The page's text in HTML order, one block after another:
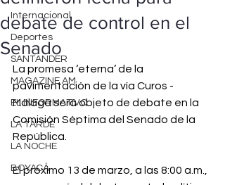
Internacional
Deportes
SANTANDER
MAGAZINE AM
EL INFORMATIVO
LA TARDE
LA NOCHE
BOYACÁ
debate de control en el
Senado
La promesa ‘eterna’ de la
pavimentación de la vía Curos -
Málaga será objeto de debate en la
Comisión Séptima del Senado de la
República.
El próximo 13 de marzo, a las 8:00 a.m.,